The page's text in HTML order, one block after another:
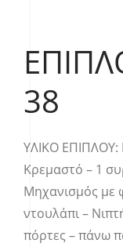
38
YΛΙΚΟ
Κρεμαστό – 1
Μηχανισμός με
ντουλάπι –
πόρτες – πάνω